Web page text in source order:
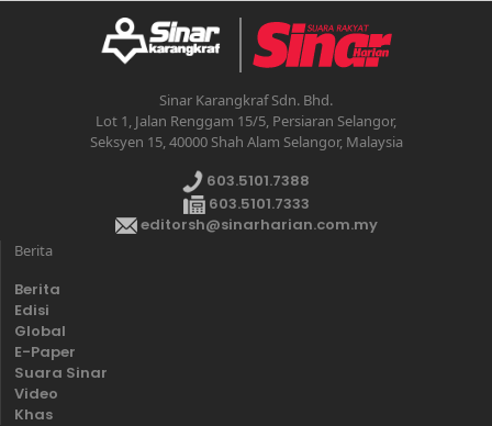
Sinar Karangkraf Sdn. Bhd.
Lot 1, Jalan Renggam 15/5, Persiaran Selangor,
Seksyen 15, 40000 Shah Alam Selangor, Malaysia
603.5101.7388
603.5101.7333
editorsh@sinarharian.com.my
Berita
Berita
Edisi
Global
E-Paper
Suara Sinar
Video
Khas